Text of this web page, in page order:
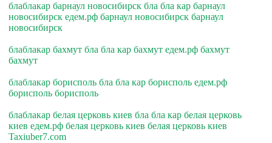
блаблакар барнаул новосибирск бла бла кар барнаул
новосибирск едем.рф барнаул новосибирск барнаул
новосибирск
блаблакар бахмут бла бла кар бахмут едем.рф бахмут
бахмут
блаблакар борисполь бла бла кар борисполь едем.рф
борисполь борисполь
блаблакар белая церковь киев бла бла кар белая церковь
киев едем.рф белая церковь киев белая церковь киев
Taxiuber7.com